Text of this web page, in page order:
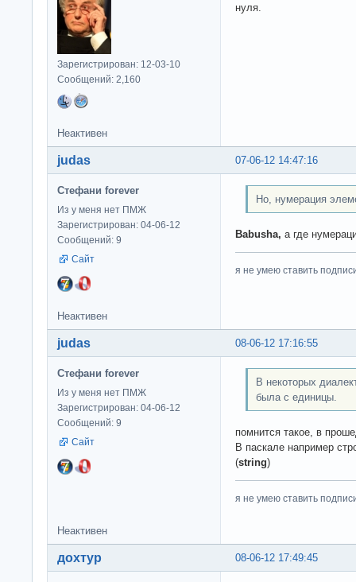
Зарегистрирован: 12-03-10
Сообщений: 2,160
нуля.
Неактивен
07-06-12 14:47:16
judas
Стефани forever
Из у меня нет ПМЖ
Зарегистрирован: 04-06-12
Сообщений: 9
Сайт
Но, нумерация
Babusha, а где
я не умею ставить
Неактивен
08-06-12 17:16:55
judas
Стефани forever
Из у меня нет ПМЖ
Зарегистрирован: 04-06-12
Сообщений: 9
Сайт
В некоторых
была с единицы.
помнится такое, в
В паскале например
(string)
я не умею ставить
Неактивен
08-06-12 17:49:45
дохтур